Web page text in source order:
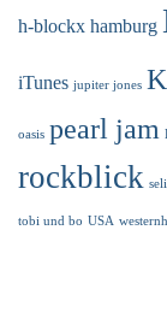
h-blockx hamburg
iTunes jupiter jones
oasis pearl jam
rockblick
tobi und bo USA